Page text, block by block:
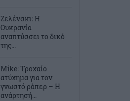
Ζελένσκι: Η
Ουκρανία
αναπτύσσει το δικό
της...
Mike: Τροχαίο
ατύχημα για τον
γνωστό ράπερ – Η
ανάρτησή...